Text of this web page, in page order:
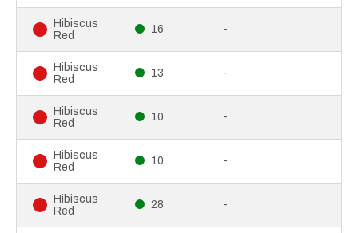
Hibiscus
Red
16 -
Hibiscus
Red
13 -
Hibiscus
Red
10 -
Hibiscus
Red
10 -
Hibiscus
Red
28 -